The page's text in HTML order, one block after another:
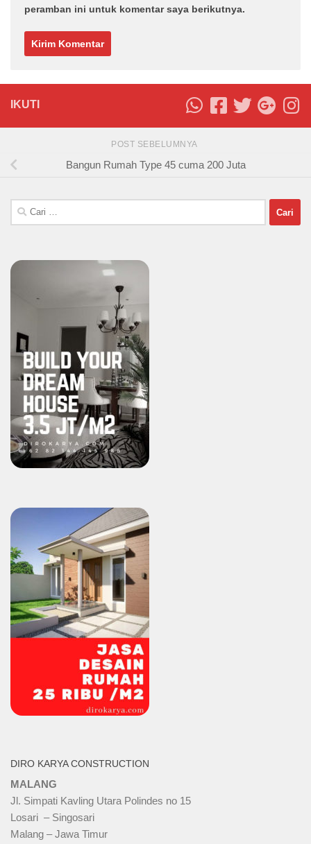
peramban ini untuk komentar saya berikutnya.
IKUTI
POST SEBELUMNYA
Bangun Rumah Type 45 cuma 200 Juta
Cari
untuk:
DIRO KARYA CONSTRUCTION
MALANG
Jl. Simpati Kavling Utara Polindes no 15
Losari – Singosari
Malang – Jawa Timur